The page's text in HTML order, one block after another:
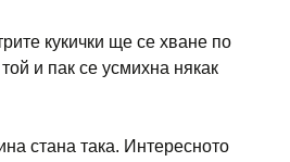
кукички ще се хване по
и пак се усмихна някак
стана така. Интересното